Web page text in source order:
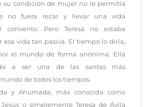
su condición de mujer no le permitía
no fuera rezar y llevar una vida
Pero Teresa no estaba
esa vida tan pasiva. El tiempo lo diría,
el mundo de forma anónima. Ella
a ser una de las santas más
de todos los tiempos.
y Ahumada, más conocida como
o simplemente Teresa de Ávila